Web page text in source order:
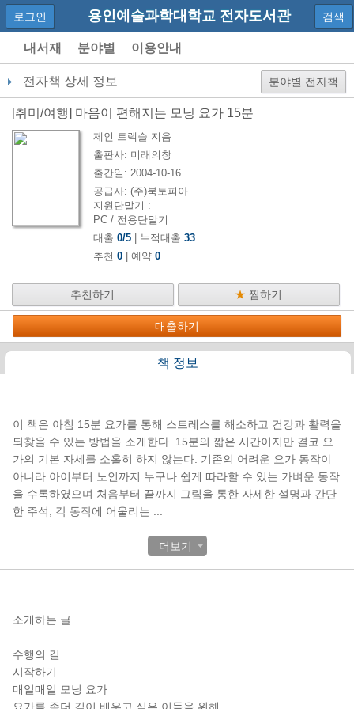
용인예술과학대학교 전자도서관
로그인 검색
내서재 분야별 이용안내
전자책 상세 정보 분야별 전자책
[취미/여행] 마음이 편해지는 모닝 요가 15분
제인 트렉슬 지음
출판사: 미래의창
출간일: 2004-10-16
공급사: (주)북토피아
지원단말기 :
PC / 전용단말기
대출 0/5 | 누적대출 33
추천 0 | 예약 0
추천하기 ★ 찜하기
대출하기
책 정보
이 책은 아침 15분 요가를 통해 스트레스를 해소하고 건강과 활력을
되찾을 수 있는 방법을 소개한다. 15분의 짧은 시간이지만 결코 요
가의 기본 자세를 소홀히 하지 않는다. 기존의 어려운 요가 동작이
아니라 아이부터 노인까지 누구나 쉽게 따라할 수 있는 가벼운 동작
을 수록하였으며 처음부터 끝까지 그림을 통한 자세한 설명과 간단
한 주석, 각 동작에 어울리는
더보기
소개하는 글
수행의 길
시작하기
매일매일 모닝 요가